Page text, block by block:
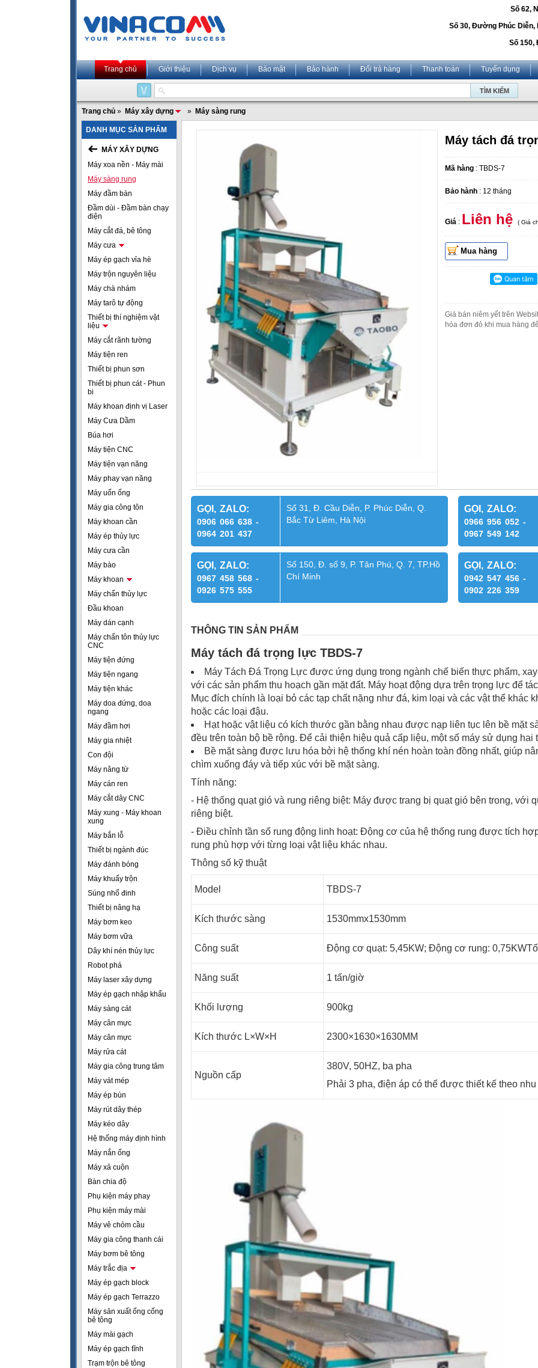
Số 62,
Số 30, Đường Phúc Diễn,
Số 150,
Trang chủ Giới thiệu Dịch vụ Bảo mật Bảo hành Đổi trả hàng Thanh toán Tuyển dụng
Trang chủ » Máy xây dựng » Máy sàng rung
DANH MỤC SẢN PHẨM
MÁY XÂY DỰNG
Máy xoa nền - Máy mài
Máy sàng rung
Máy đầm bàn
Đầm dùi - Đầm bàn chạy
điện
Máy cắt đá, bê tông
Máy cưa
Máy ép gạch vỉa hè
Máy trộn nguyên liệu
Máy chà nhám
Máy tarô tự động
Thiết bị thí nghiệm vật
liệu
Máy cắt rãnh tường
Máy tiện ren
Thiết bị phun sơn
Thiết bị phun cát - Phun
bi
Máy khoan định vị Laser
Máy Cưa Dầm
Búa hơi
Máy tiện CNC
Máy tiện vạn năng
Máy phay vạn năng
Máy uốn ống
Máy gia công tôn
Máy khoan cần
Máy ép thủy lực
Máy cưa cần
Máy bào
Máy khoan
Máy chấn thủy lực
Đầu khoan
Máy dán cạnh
Máy chấn tôn thủy lực
CNC
Máy tiện đứng
Máy tiện ngang
Máy tiện khác
Máy doa đứng, doa
ngang
Máy đầm hơi
Máy gia nhiệt
Con đội
Máy nâng từ
Máy cán ren
Máy cắt dây CNC
Máy xung - Máy khoan
xung
Máy bắn lỗ
Thiết bị ngành đúc
Máy đánh bóng
Máy khuấy trộn
Súng nhổ đinh
Thiết bị nâng hạ
Máy bơm keo
Máy bơm vữa
Dây khí nén thủy lực
Robot phá
Máy laser xây dựng
Máy ép gạch nhập khẩu
Máy sàng cát
Máy cân mực
Máy cân mực
Máy rửa cát
Máy gia công trung tâm
Máy vát mép
Máy ép bùn
Máy rút dây thép
Máy kéo dây
Hệ thống máy định hình
Máy nắn ống
Máy xả cuộn
Bàn chia độ
Phụ kiện máy phay
Phụ kiện máy mài
Máy vê chỏm cầu
Máy gia công thanh cái
Máy bơm bê tông
Máy trắc địa
Máy ép gạch block
Máy ép gạch Terrazzo
Máy sản xuất ống cống
bê tông
Máy mài gạch
Máy ép gạch tĩnh
Trạm trộn bê tông
Máy tách đá
Mã hàng : TBDS-7
Bảo hành : 12 tháng
Giá : Liên hệ ( Giá
Mua hàng
Giá bán niêm yết trên
hóa đơn đỏ khi mua hàng
GỌI, ZALO:
0906 066 638 -
0964 201 437
Số 31, Đ. Cầu Diễn, P. Phúc Diễn, Q.
Bắc Từ Liêm, Hà Nội
GỌI, ZALO:
0966 956 052 -
0967 549 142
GỌI, ZALO:
0967 458 568 -
0926 575 555
Số 150, Đ. số 9, P. Tân Phú, Q. 7, TP.Hồ
Chí Minh
GỌI, ZALO:
0942 547 456 -
0902 226 359
THÔNG TIN SẢN PHẨM
Máy tách đá trọng lực TBDS-7
Máy Tách Đá Trọng Lực được ứng dụng trong ngành chế biến thực phẩm,
với các sản phẩm thu hoạch gần mặt đất. Máy hoạt động dựa trên trọng lực để
Mục đích chính là loại bỏ các tạp chất nặng như đá, kim loại và các vật thể khác
hoặc các loại đậu.
Hạt hoặc vật liệu có kích thước gần bằng nhau được nạp liên tục lên bề mặt
đều trên toàn bộ bề rộng. Để cải thiện hiệu quả cấp liệu, một số máy sử dụng
Bề mặt sàng được lưu hóa bởi hệ thống khí nén hoàn toàn đồng nhất, giúp
chìm xuống đáy và tiếp xúc với bề mặt sàng.
Tính năng:
- Hệ thống quạt gió và rung riêng biệt: Máy được trang bị quạt gió bên trong, với
riêng biệt.
- Điều chỉnh tần số rung động linh hoạt: Động cơ của hệ thống rung được tích
rung phù hợp với từng loại vật liệu khác nhau.
Thông số kỹ thuật
Model TBDS-7
Kích thước sàng 1530mmx1530mm
Công suất Động cơ quạt: 5,45KW; Động cơ rung:
Năng suất 1 tấn/giờ
Khối lượng 900kg
Kích thước L×W×H 2300×1630×1630MM
Nguồn cấp
380V, 50HZ, ba pha
Phải 3 pha, điện áp có thể được thiết kế theo nhu